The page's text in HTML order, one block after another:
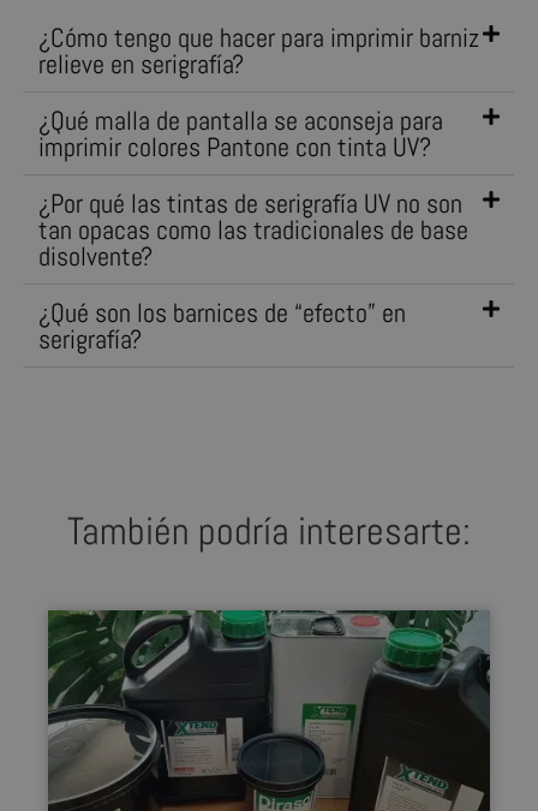
¿Cómo tengo que hacer para imprimir barniz
relieve en serigrafía?
¿Qué malla de pantalla se aconseja para
imprimir colores Pantone con tinta UV?
¿Por qué las tintas de serigrafía UV no son
tan opacas como las tradicionales de base
disolvente?
¿Qué son los barnices de “efecto” en
serigrafía?
También podría interesarte: